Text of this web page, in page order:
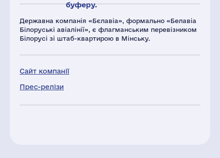
Державна компанія «Бєлавіа», формально «Белавіа
Білоруські авіалінії», є флагманським перевізником
Білорусі зі штаб-квартирою в Мінську.
Сайт компанії
Прес-релізи
буферу.